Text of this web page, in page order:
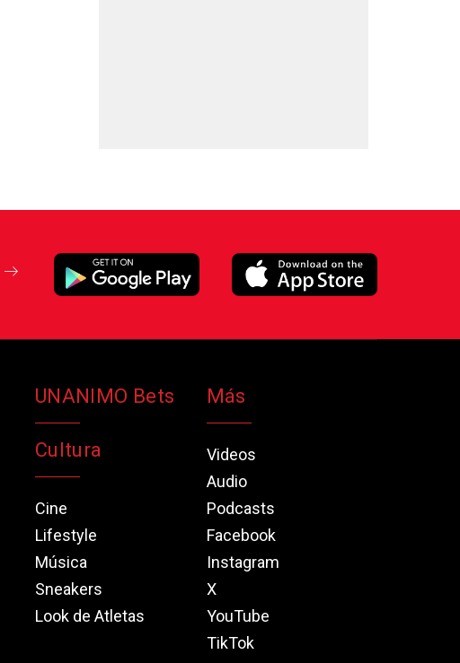
UNANIMO Bets
Cultura
Cine
Lifestyle
Música
Sneakers
Look de Atletas
Más
Videos
Audio
Podcasts
Facebook
Instagram
X
YouTube
TikTok